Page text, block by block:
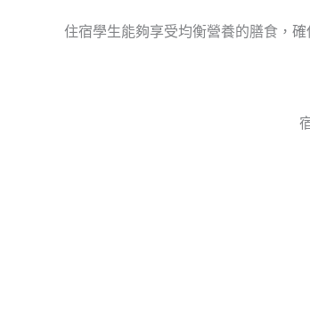
住宿學生能夠享受均衡營養的膳食，